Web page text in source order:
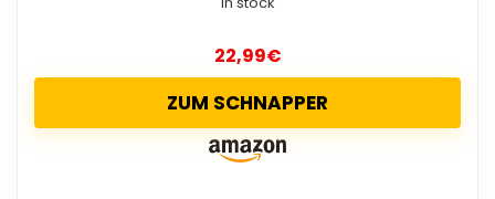
22,99€
ZUM SCHNAPPER